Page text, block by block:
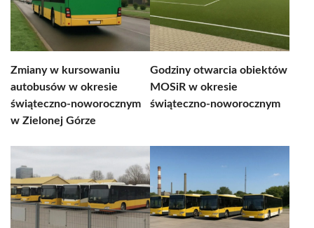
Zmiany w kursowaniu
autobusów w okresie
świąteczno-noworocznym
w Zielonej Górze
Godziny otwarcia obiektów
MOSiR w okresie
świąteczno-noworocznym